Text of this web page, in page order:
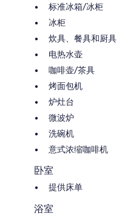
标准冰箱/冰柜
冰柜
炊具、餐具和厨具
电热水壶
咖啡壶/茶具
烤面包机
炉灶台
微波炉
洗碗机
意式浓缩咖啡机
卧室
提供床单
浴室